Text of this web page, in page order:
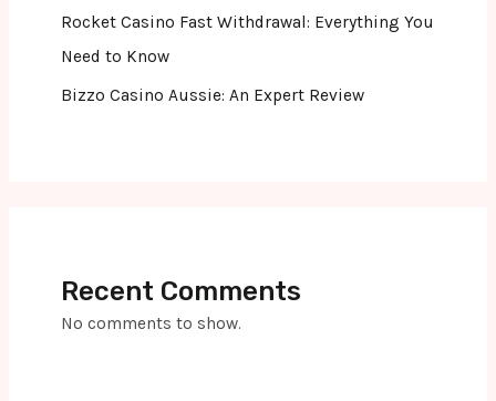
Rocket Casino Fast Withdrawal: Everything You
Need to Know
Bizzo Casino Aussie: An Expert Review
Recent Comments
No comments to show.